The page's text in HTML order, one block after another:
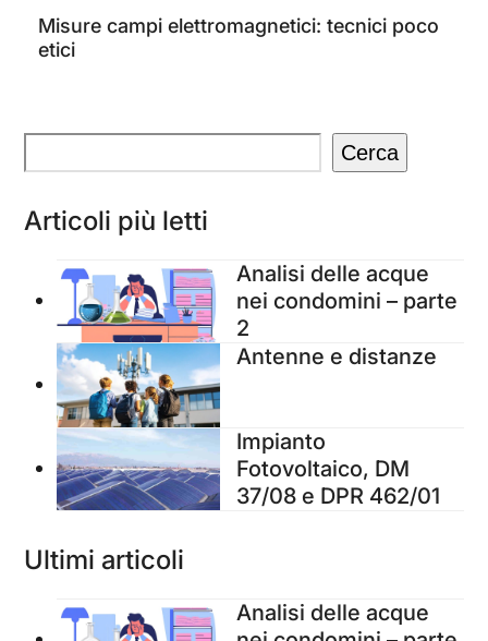
Misure campi elettromagnetici: tecnici poco
etici
Cerca
Articoli più letti
Analisi delle acque
nei condomini – parte
2
Antenne e distanze
Impianto
Fotovoltaico, DM
37/08 e DPR 462/01
Ultimi articoli
Analisi delle acque